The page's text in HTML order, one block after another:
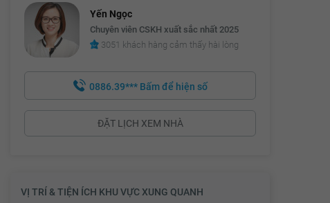
Yến Ngọc
Chuyên viên CSKH xuất sắc nhất 2025
3051 khách hàng cảm thấy hài lòng
0886.39*** Bấm để hiện số
ĐẶT LỊCH XEM NHÀ
VỊ TRÍ & TIỆN ÍCH KHU VỰC XUNG QUANH